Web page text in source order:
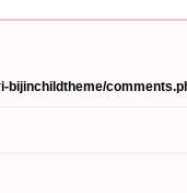
bijinchildtheme/